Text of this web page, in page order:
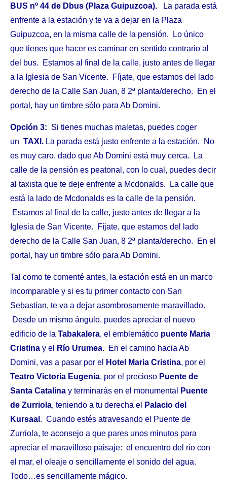
BUS nº 44 de Dbus (Plaza Guipuzcoa).
La parada está
enfrente a la estación y te va a dejar en la Plaza
Guipuzcoa, en la misma calle de la pensión. Lo único
que tienes que hacer es caminar en sentido contrario al
del bus. Estamos al final de la calle, justo antes de llegar
a la Iglesia de San Vicente. Fíjate, que estamos del lado
derecho de la Calle San Juan, 8 2ª planta/derecho. En el
portal, hay un timbre sólo para Ab Domini.
Opción 3: Si tienes muchas maletas, puedes coger
un TAXI. La parada está justo enfrente a la estación. No
es muy caro, dado que Ab Domini está muy cerca. La
calle de la pensión es peatonal, con lo cual, puedes decir
al taxista que te deje enfrente a Mcdonalds. La calle que
está la lado de Mcdonalds es la calle de la pensión.
Estamos al final de la calle, justo antes de llegar a la
Iglesia de San Vicente. Fíjate, que estamos del lado
derecho de la Calle San Juan, 8 2ª planta/derecho. En el
portal, hay un timbre sólo para Ab Domini.
Tal como te comenté antes, la estación está en un marco
incomparable y si es tu primer contacto con San
Sebastian, te va a dejar asombrosamente maravillado.
Desde un mismo ángulo, puedes apreciar el nuevo
edificio de la Tabakalera, el emblemático puente Maria
Cristina y el Río Urumea. En el camino hacia Ab
Domini, vas a pasar por el
Hotel Maria Cristina, por el
Teatro Victoria Eugenia, por el precioso Puente de
Santa Catalina y terminarás en el monumental
Puente
de Zurriola, teniendo a tu derecha el
Palacio del
Kursaal . Cuando estés atravesando el Puente de
Zurriola, te aconsejo a que pares unos minutos para
apreciar el maravilloso paisaje: el encuentro del río con
el mar, el oleaje o sencillamente el sonido del agua.
Todo…es sencillamente mágico.